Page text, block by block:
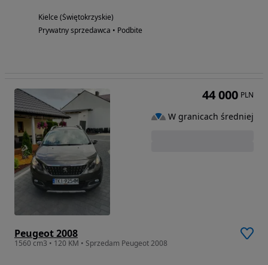
Kielce (Świętokrzyskie)
Prywatny sprzedawca • Podbite
Peugeot 2008
1560 cm3 • 120 KM • Sprzedam Peugeot 2008
44 000 PLN
W granicach średniej